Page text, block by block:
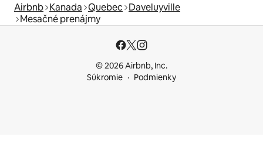
Airbnb Kanada Quebec Daveluyville
Mesačné prenájmy
© 2026 Airbnb, Inc.
Súkromie
Podmienky